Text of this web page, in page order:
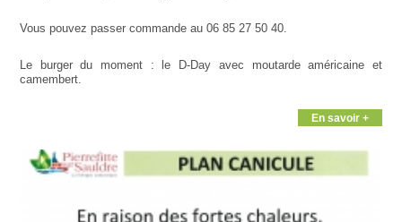
Vous pouvez passer commande au 06 85 27 50 40.
Le burger du moment : le D-Day avec moutarde américaine et
camembert.
En savoir +